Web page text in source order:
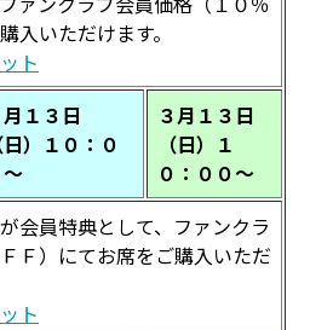
入いただけます。
ト
月１３日
日）１０：０
～
３月１３日
（日）１
０：００～
会員特典として、ファンクラ
Ｆ）にてお席をご購入いただ
ト